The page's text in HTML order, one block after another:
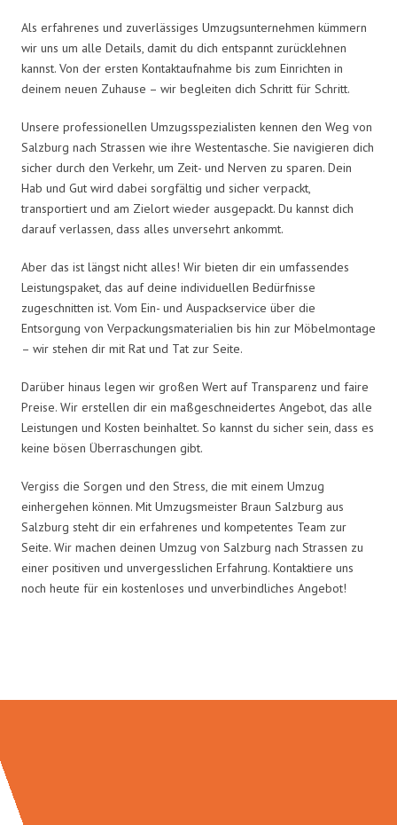
Als erfahrenes und zuverlässiges Umzugsunternehmen kümmern
wir uns um alle Details, damit du dich entspannt zurücklehnen
kannst. Von der ersten Kontaktaufnahme bis zum Einrichten in
deinem neuen Zuhause – wir begleiten dich Schritt für Schritt.
Unsere professionellen Umzugsspezialisten kennen den Weg von
Salzburg nach Strassen wie ihre Westentasche. Sie navigieren dich
sicher durch den Verkehr, um Zeit- und Nerven zu sparen. Dein
Hab und Gut wird dabei sorgfältig und sicher verpackt,
transportiert und am Zielort wieder ausgepackt. Du kannst dich
darauf verlassen, dass alles unversehrt ankommt.
Aber das ist längst nicht alles! Wir bieten dir ein umfassendes
Leistungspaket, das auf deine individuellen Bedürfnisse
zugeschnitten ist. Vom Ein- und Auspackservice über die
Entsorgung von Verpackungsmaterialien bis hin zur Möbelmontage
– wir stehen dir mit Rat und Tat zur Seite.
Darüber hinaus legen wir großen Wert auf Transparenz und faire
Preise. Wir erstellen dir ein maßgeschneidertes Angebot, das alle
Leistungen und Kosten beinhaltet. So kannst du sicher sein, dass es
keine bösen Überraschungen gibt.
Vergiss die Sorgen und den Stress, die mit einem Umzug
einhergehen können. Mit Umzugsmeister Braun Salzburg aus
Salzburg steht dir ein erfahrenes und kompetentes Team zur
Seite. Wir machen deinen Umzug von Salzburg nach Strassen zu
einer positiven und unvergesslichen Erfahrung. Kontaktiere uns
noch heute für ein kostenloses und unverbindliches Angebot!